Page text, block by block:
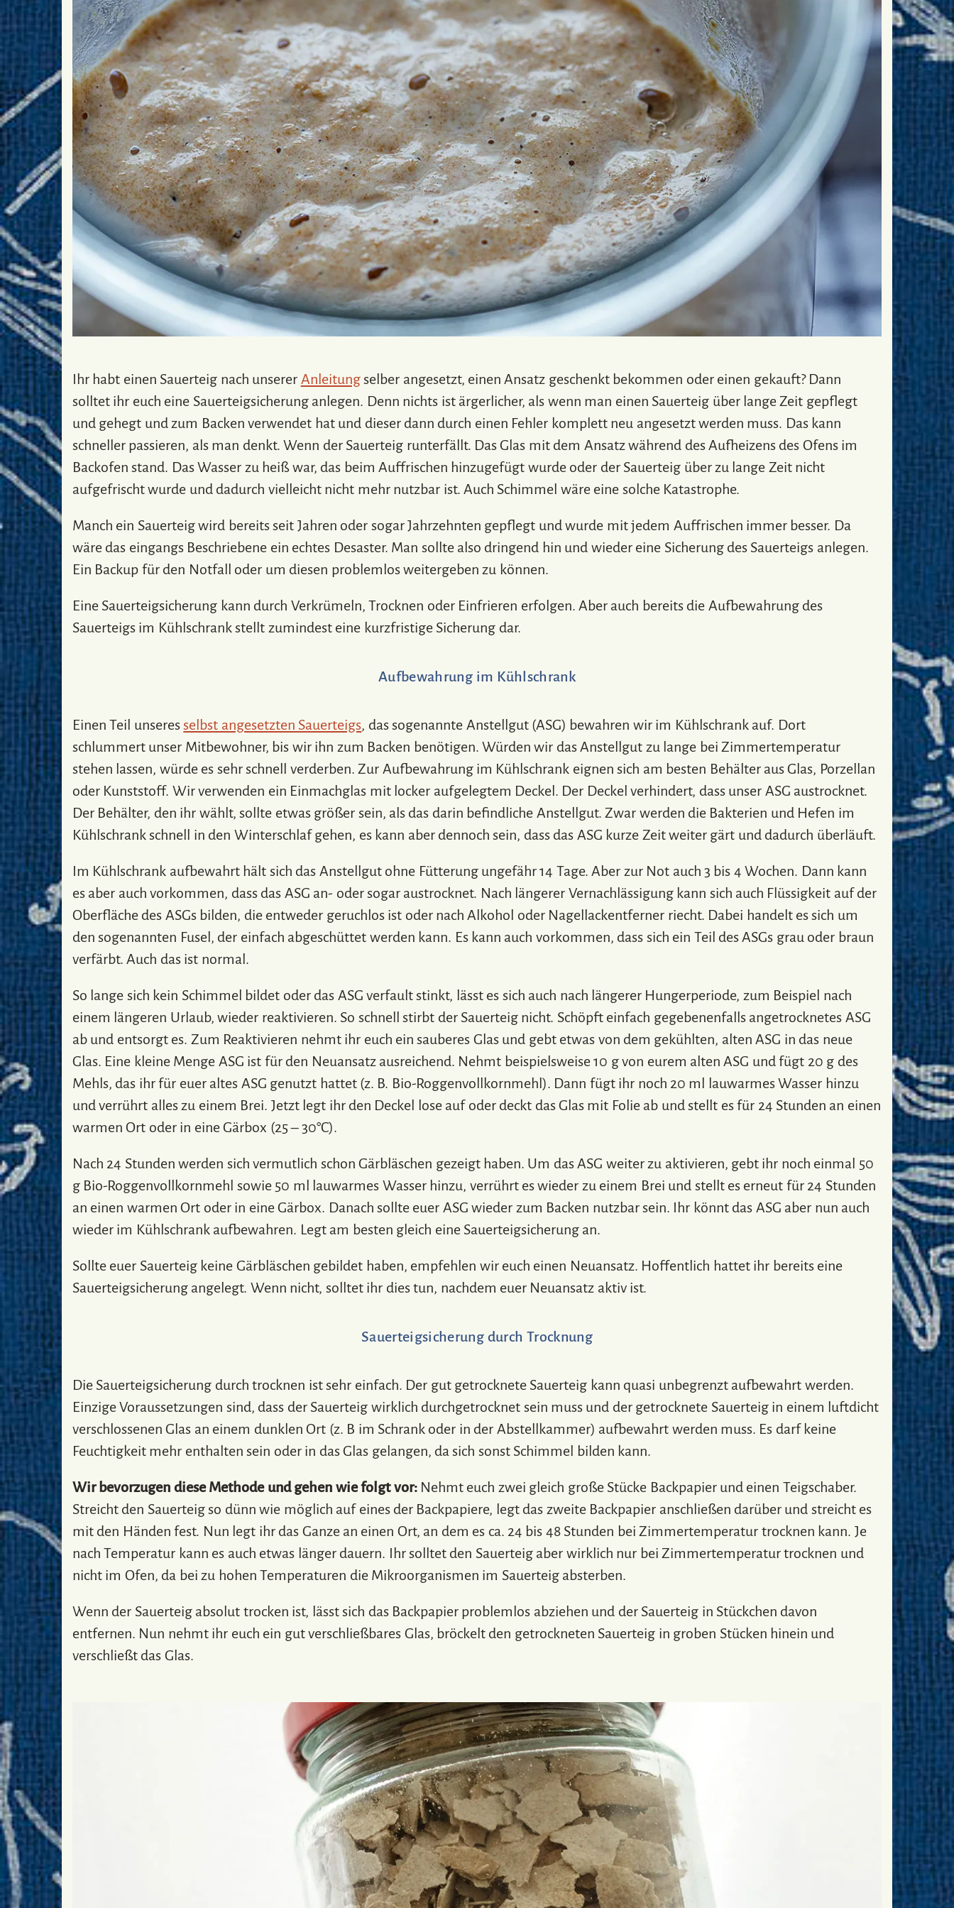
Ihr habt einen Sauerteig nach unserer Anleitungselber angesetzt, einen Ansatz geschenkt bekommen oder einen gekauft? Dann
solltet ihr euch eine Sauerteigsicherung anlegen. Denn nichts ist ärgerlicher, als wenn man einen Sauerteig über lange Zeit gepflegt
und gehegt und zum Backen verwendet hat und dieser dann durch einen Fehler komplett neu angesetzt werden muss. Das kann
schneller passieren, als man denkt. Wenn der Sauerteig runterfällt. Das Glas mit dem Ansatz während des Aufheizens des Ofens im
Backofen stand. Das Wasser zu heiß war, das beim Auffrischen hinzugefügt wurde oder der Sauerteig über zu lange Zeit nicht
aufgefrischt wurde und dadurch vielleicht nicht mehr nutzbar ist. Auch Schimmel wäre eine solche Katastrophe.
Manch ein Sauerteig wird bereits seit Jahren oder sogar Jahrzehnten gepflegt und wurde mit jedem Auffrischen immer besser. Da
wäre das eingangs Beschriebene ein echtes Desaster. Man sollte also dringend hin und wieder eine Sicherung des Sauerteigs anlegen.
Ein Backup für den Notfall oder um diesen problemlos weitergeben zu können.
Eine Sauerteigsicherung kann durch Verkrümeln, Trocknen oder Einfrieren erfolgen. Aber auch bereits die Aufbewahrung des
Sauerteigs im Kühlschrank stellt zumindest eine kurzfristige Sicherung dar.
Aufbewahrung im Kühlschrank
Einen Teil unseresselbst angesetzten Sauerteigs, das sogenannte Anstellgut (ASG) bewahren wir im Kühlschrank auf. Dort
schlummert unser Mitbewohner, bis wir ihn zum Backen benötigen. Würden wir das Anstellgut zu lange bei Zimmertemperatur
stehen lassen, würde es sehr schnell verderben. Zur Aufbewahrung im Kühlschrank eignen sich am besten Behälter aus Glas, Porzellan
oder Kunststoff. Wir verwenden ein Einmachglas mit locker aufgelegtem Deckel. Der Deckel verhindert, dass unser ASG austrocknet.
Der Behälter, den ihr wählt, sollte etwas größer sein, als das darin befindliche Anstellgut. Zwar werden die Bakterien und Hefen im
Kühlschrank schnell in den Winterschlaf gehen, es kann aber dennoch sein, dass das ASG kurze Zeit weiter gärt und dadurch überläuft.
Im Kühlschrank aufbewahrt hält sich das Anstellgut ohne Fütterung ungefähr 14 Tage. Aber zur Not auch 3 bis 4 Wochen. Dann kann
es aber auch vorkommen, dass das ASG an- oder sogar austrocknet. Nach längerer Vernachlässigung kann sich auch Flüssigkeit auf der
Oberfläche des ASGs bilden, die entweder geruchlos ist oder nach Alkohol oder Nagellackentferner riecht. Dabei handelt es sich um
den sogenannten Fusel, der einfach abgeschüttet werden kann. Es kann auch vorkommen, dass sich ein Teil des ASGs grau oder braun
verfärbt. Auch das ist normal.
So lange sich kein Schimmel bildet oder das ASG verfault stinkt, lässt es sich auch nach längerer Hungerperiode, zum Beispiel nach
einem längeren Urlaub, wieder reaktivieren. So schnell stirbt der Sauerteig nicht. Schöpft einfach gegebenenfalls angetrocknetes ASG
ab und entsorgt es. Zum Reaktivieren nehmt ihr euch ein sauberes Glas und gebt etwas von dem gekühlten, alten ASG in das neue
Glas. Eine kleine Menge ASG ist für den Neuansatz ausreichend. Nehmt beispielsweise 10 g von eurem alten ASG und fügt 20 g des
Mehls, das ihr für euer altes ASG genutzt hattet (z. B. Bio-Roggenvollkornmehl). Dann fügt ihr noch 20 ml lauwarmes Wasser hinzu
und verrührt alles zu einem Brei. Jetzt legt ihr den Deckel lose auf oder deckt das Glas mit Folie ab und stellt es für 24 Stunden an einen
warmen Ort oder in eine Gärbox (25 – 30°C).
Nach 24 Stunden werden sich vermutlich schon Gärbläschen gezeigt haben. Um das ASG weiter zu aktivieren, gebt ihr noch einmal 50
g Bio-Roggenvollkornmehl sowie 50 ml lauwarmes Wasser hinzu, verrührt es wieder zu einem Brei und stellt es erneut für 24 Stunden
an einen warmen Ort oder in eine Gärbox. Danach sollte euer ASG wieder zum Backen nutzbar sein. Ihr könnt das ASG aber nun auch
wieder im Kühlschrank aufbewahren. Legt am besten gleich eine Sauerteigsicherung an.
Sollte euer Sauerteig keine Gärbläschen gebildet haben, empfehlen wir euch einen Neuansatz. Hoffentlich hattet ihr bereits eine
Sauerteigsicherung angelegt. Wenn nicht, solltet ihr dies tun, nachdem euer Neuansatz aktiv ist.
Sauerteigsicherung durch Trocknung
Die Sauerteigsicherung durch trocknen ist sehr einfach. Der gut getrocknete Sauerteig kann quasi unbegrenzt aufbewahrt werden.
Einzige Voraussetzungen sind, dass der Sauerteig wirklich durchgetrocknet sein muss und der getrocknete Sauerteig in einem luftdicht
verschlossenen Glas an einem dunklen Ort (z. B im Schrank oder in der Abstellkammer) aufbewahrt werden muss. Es darf keine
Feuchtigkeit mehr enthalten sein oder in das Glas gelangen, da sich sonst Schimmel bilden kann.
Wir bevorzugen diese Methode und gehen wie folgt vor:Nehmt euch zwei gleich große Stücke Backpapier und einen Teigschaber.
Streicht den Sauerteig so dünn wie möglich auf eines der Backpapiere, legt das zweite Backpapier anschließen darüber und streicht es
mit den Händen fest. Nun legt ihr das Ganze an einen Ort, an dem es ca. 24 bis 48 Stunden bei Zimmertemperatur trocknen kann. Je
nach Temperatur kann es auch etwas länger dauern. Ihr solltet den Sauerteig aber wirklich nur bei Zimmertemperatur trocknen und
nicht im Ofen, da bei zu hohen Temperaturen die Mikroorganismen im Sauerteig absterben.
Wenn der Sauerteig absolut trocken ist, lässt sich das Backpapier problemlos abziehen und der Sauerteig in Stückchen davon
entfernen. Nun nehmt ihr euch ein gut verschließbares Glas, bröckelt den getrockneten Sauerteig in groben Stücken hinein und
verschließt das Glas.